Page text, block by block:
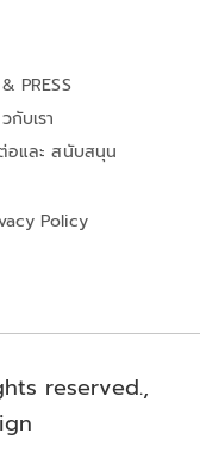
PRESS
กับเรา
อและ สนับสนุน
Policy
reserved.,